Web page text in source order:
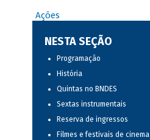
Ações
NESTA SEÇÃO
Programação
História
Quintas no BNDES
Sextas instrumentais
Reserva de ingressos
Filmes e festivais de cinema